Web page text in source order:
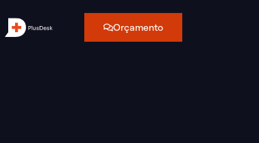
Orçamento